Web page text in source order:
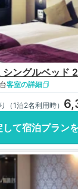
ングルベッド
客室の詳細
（1泊2名利用時）
して宿泊プラン